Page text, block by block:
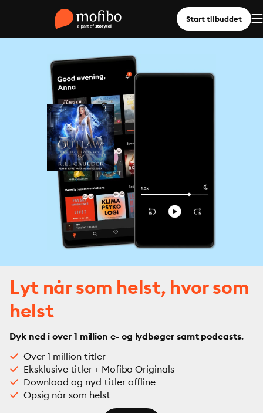
Start tilbuddet
Lyt når som helst, hvor som
helst
Dyk ned i over 1 million e- og lydbøger samt podcasts.
Over 1 million titler
Eksklusive titler + Mofibo Originals
Download og nyd titler offline
Opsig når som helst